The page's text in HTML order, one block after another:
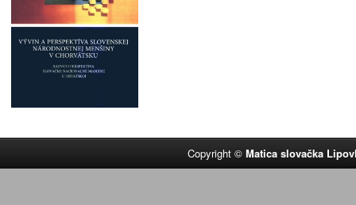
Copyright ©Matica slovačka